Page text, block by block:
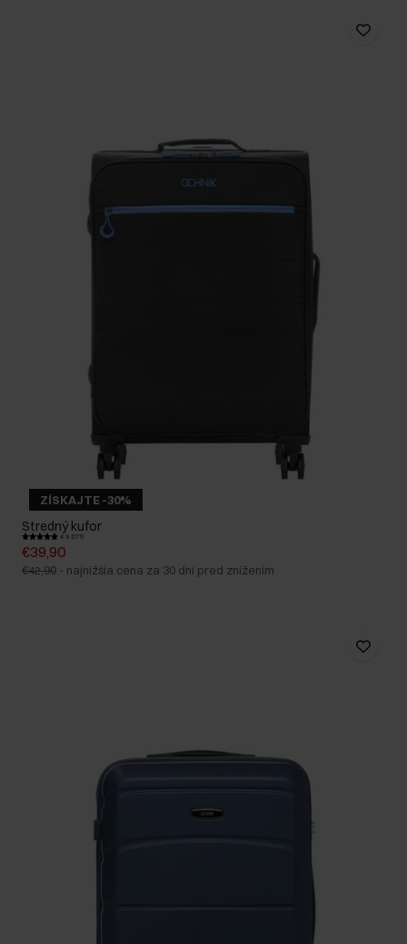
ZÍSKAJTE -30%
Stredný kufor
4.9 (171)
€39,90
€42,90 - najnižšia cena za 30 dní pred znížením